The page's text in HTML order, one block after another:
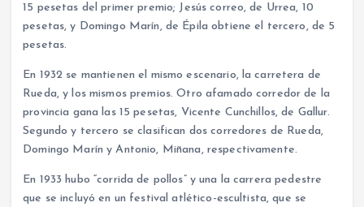
15 pesetas del primer premio; Jesús correo, de Urrea, 10
pesetas, y Domingo Marín, de Épila obtiene el tercero, de 5
pesetas.
En 1932 se mantienen el mismo escenario, la carretera de
Rueda, y los mismos premios. Otro afamado corredor de la
provincia gana las 15 pesetas, Vicente Cunchillos, de Gallur.
Segundo y tercero se clasifican dos corredores de Rueda,
Domingo Marín y Antonio, Miñana, respectivamente.
En 1933 hubo “corrida de pollos” y una la carrera pedestre
que se incluyó en un festival atlético-escultista, que se